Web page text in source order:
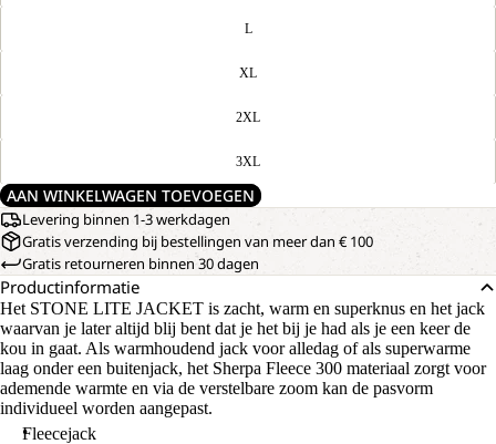
L
XL
2XL
3XL
AAN WINKELWAGEN TOEVOEGEN
Levering binnen 1-3 werkdagen
Gratis verzending bij bestellingen van meer dan € 100
Gratis retourneren binnen 30 dagen
Productinformatie
Het STONE LITE JACKET is zacht, warm en superknus en het jack
waarvan je later altijd blij bent dat je het bij je had als je een keer de
kou in gaat. Als warmhoudend jack voor alledag of als superwarme
laag onder een buitenjack, het Sherpa Fleece 300 materiaal zorgt voor
ademende warmte en via de verstelbare zoom kan de pasvorm
individueel worden aangepast.
Fleecejack